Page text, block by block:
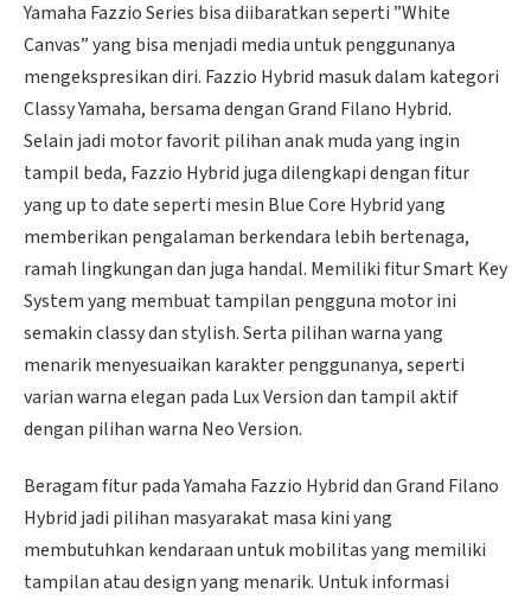
Yamaha Fazzio Series bisa diibaratkan seperti ”White
Canvas” yang bisa menjadi media untuk penggunanya
mengekspresikan diri. Fazzio Hybrid masuk dalam kategori
Classy Yamaha, bersama dengan Grand Filano Hybrid.
Selain jadi motor favorit pilihan anak muda yang ingin
tampil beda, Fazzio Hybrid juga dilengkapi dengan fitur
yang up to date seperti mesin Blue Core Hybrid yang
memberikan pengalaman berkendara lebih bertenaga,
ramah lingkungan dan juga handal. Memiliki fitur Smart Key
System yang membuat tampilan pengguna motor ini
semakin classy dan stylish. Serta pilihan warna yang
menarik menyesuaikan karakter penggunanya, seperti
varian warna elegan pada Lux Version dan tampil aktif
dengan pilihan warna Neo Version.
Beragam fitur pada Yamaha Fazzio Hybrid dan Grand Filano
Hybrid jadi pilihan masyarakat masa kini yang
membutuhkan kendaraan untuk mobilitas yang memiliki
tampilan atau design yang menarik. Untuk informasi